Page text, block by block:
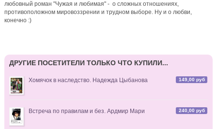
любовный роман "Чужая и любимая" - о сложных отношениях,
противоположном мировоззрении и трудном выборе. Ну и о любви,
конечно :)
ДРУГИЕ ПОСЕТИТЕЛИ ТОЛЬКО ЧТО КУПИЛИ...
149,00 руб
Хомячок в наследство. Надежда Цыбанова
240,00 руб
Встреча по правилам и без. Ардмир Мари
7 дней назад
Баллада шикарная, Аня 🔥 Очень атмосферные, как и твои
книги. Искренне рекомендую их тем, кто ещё не знаком с
Мне тоже к ним хочется 😁